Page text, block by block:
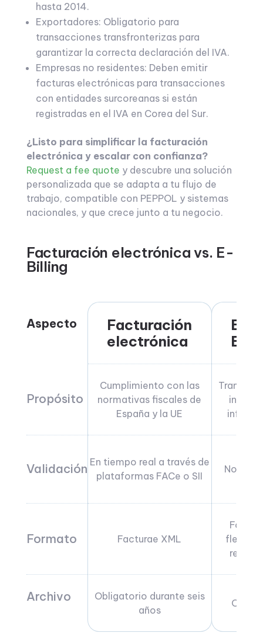
hasta 2014.
Exportadores: Obligatorio para
transacciones transfronterizas para
garantizar la correcta declaración del IVA.
Empresas no residentes: Deben emitir
facturas electrónicas para transacciones
con entidades surcoreanas si están
registradas en el IVA en Corea del Sur.
¿Listo para simplificar la facturación
electrónica y escalar con confianza?
Request a fee quote y descubre una solución
personalizada que se adapta a tu flujo de
trabajo, compatible con PEPPOL y sistemas
nacionales, y que crece junto a tu negocio.
Facturación electrónica vs. E-
Billing
Aspecto
Facturación
electrónica
E-
Propósito
Cumplimiento con las
normativas fiscales de
España y la UE
Validación En tiempo real a través de
plataformas FACe o SII
No
Formato Facturae XML
Archivo
Obligatorio durante seis
años